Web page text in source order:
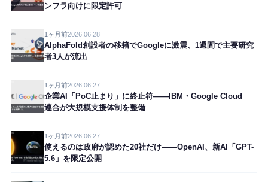
ンフラ向けに限定許可
1ヶ月前2026.06.28
AlphaFold創設者の移籍でGoogleに激震、1週間で主要研究
者3人が流出
1ヶ月前2026.06.27
企業AI「PoC止まり」に終止符——IBM・Google Cloud
連合が大規模支援体制を整備
1ヶ月前2026.06.27
使えるのは政府が認めた20社だけ——OpenAI、新AI「GPT-
5.6」を限定公開